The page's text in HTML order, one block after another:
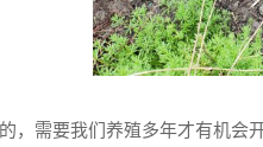
，需要我们养殖多年才有机会